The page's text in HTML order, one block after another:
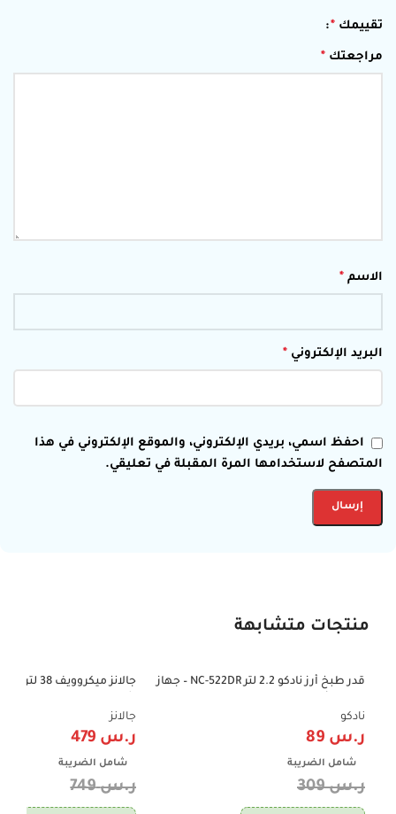
تقييمك *
مراجعتك *
الاسم *
البريد الإلكتروني *
احفظ اسمي، بريدي الإلكتروني، والموقع الإلكتروني في هذا
المتصفح لاستخدامها المرة المقبلة في تعليقي.
منتجات متشابهة
-71%
قدر طبخ أرز نادكو 2.2 لتر NC-522DR – جهاز
نادكو
ر.س
شامل الضريبة
ر.س309
-36%
جالانز
ر.س
شامل الضريبة
ر.س749